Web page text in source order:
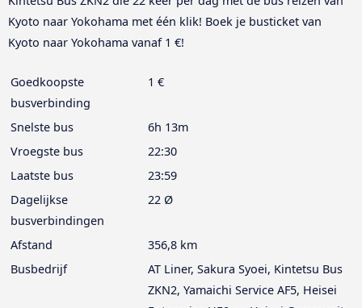
Kyoto naar Yokohama met één klik! Boek je busticket van
Kyoto naar Yokohama vanaf 1 €!
Goedkoopste
busverbinding
1 €
Snelste bus
6h 13m
Vroegste bus
22:30
Laatste bus
23:59
Dagelijkse
busverbindingen
22 Ø
Afstand
356,8 km
Busbedrijf
AT Liner, Sakura Syoei, Kintetsu Bus
ZKN2, Yamaichi Service AF5, Heisei